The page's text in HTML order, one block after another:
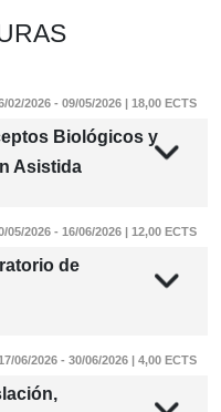
Biológicos y
Asistida
02/2026 - 09/05/2026 | 18,00 ECTS
de
05/2026 - 16/06/2026 | 12,00 ECTS
06/2026 - 30/06/2026 | 4,00 ECTS